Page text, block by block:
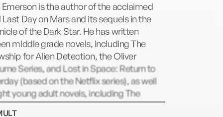
Emerson is the author of the acclaimed
Last Day on Mars and its sequels in the
of the Dark Star. He has written
middle grade novels, including The
for Alien Detection, the Oliver
Series, and Lost in Space: Return to
(based on the Netflix series), as well
young adult novels, including The
trilogy and Any Second. A former